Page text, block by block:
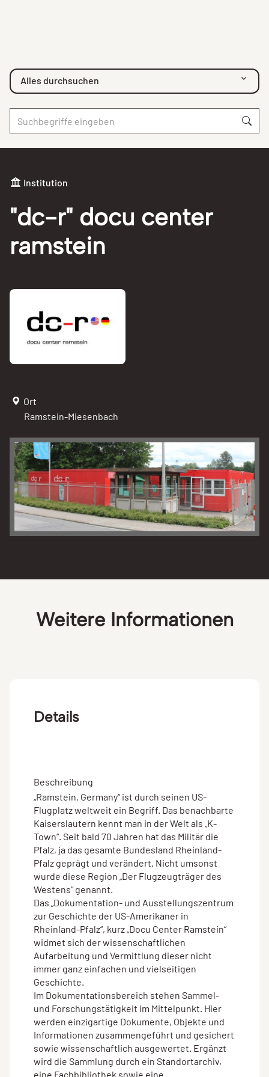
Alles durchsuchen
Institution
"dc-r" docu center
ramstein
Ort
Ramstein-Miesenbach
Weitere Informationen
Details
Beschreibung
„Ramstein, Germany“ ist durch seinen US-
Flugplatz weltweit ein Begriff. Das benachbarte
Kaiserslautern kennt man in der Welt als „K-
Town“. Seit bald 70 Jahren hat das Militär die
Pfalz, ja das gesamte Bundesland Rheinland-
Pfalz geprägt und verändert. Nicht umsonst
wurde diese Region „Der Flugzeugträger des
Westens“ genannt.
Das „Dokumentation- und Ausstellungszentrum
zur Geschichte der US-Amerikaner in
Rheinland-Pfalz“, kurz „Docu Center Ramstein“
widmet sich der wissenschaftlichen
Aufarbeitung und Vermittlung dieser nicht
immer ganz einfachen und vielseitigen
Geschichte.
Im Dokumentationsbereich stehen Sammel-
und Forschungstätigkeit im Mittelpunkt. Hier
werden einzigartige Dokumente, Objekte und
Informationen zusammengeführt und gesichert
sowie wissenschaftlich ausgewertet. Ergänzt
wird die Sammlung durch ein Standortarchiv,
eine Fachbibliothek sowie eine